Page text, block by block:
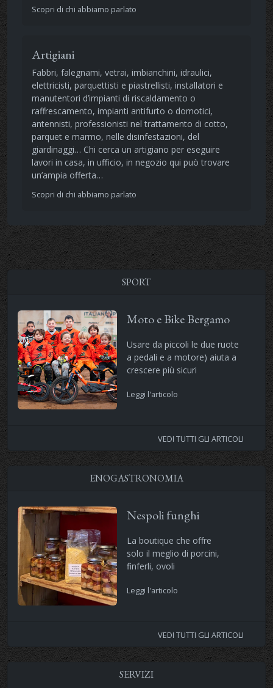
Scopri di chi abbiamo parlato
Artigiani
Fabbri, falegnami, vetrai, imbianchini, idraulici,
elettricisti, parquettisti e piastrellisti, installatori e
manutentori d’impianti di riscaldamento o
raffrescamento, impianti antifurto o domotici,
antennisti, professionisti nel trattamento di cotto,
parquet e marmo, nelle disinfestazioni, del
giardinaggi… Chi cerca un artigiano per eseguire
lavori in casa, in ufficio, in negozio qui può trovare
un’ampia offerta…
Scopri di chi abbiamo parlato
SPORT
Moto e Bike Bergamo
Usare da piccoli le due ruote
a pedali e a motore) aiuta a
crescere più sicuri
Leggi l'articolo
VEDI TUTTI GLI ARTICOLI
ENOGASTRONOMIA
Nespoli funghi
La boutique che offre
solo il meglio di porcini,
finferli, ovoli
Leggi l'articolo
VEDI TUTTI GLI ARTICOLI
SERVIZI